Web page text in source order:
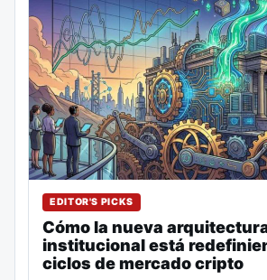
EDITOR'S PICKS
Cómo la nueva
institucional está
ciclos de mercado cripto